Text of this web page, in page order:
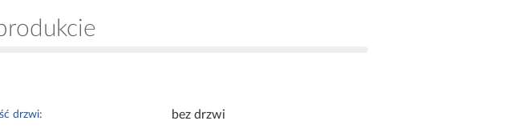
drzwi: bez drzwi